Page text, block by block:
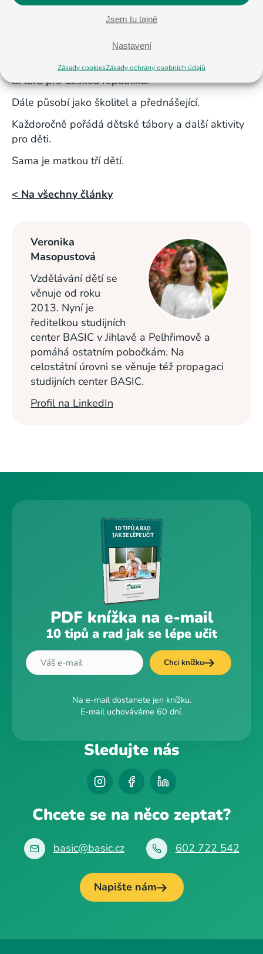
Jsem tu tajně
Nastavení
Zásady cookiesZásady ochrany osobních údajů
Zdeňka Ma
sopustová
v Pelhřimově a v roce 2007 Jihlavě.
Od roku 2012 je ředitelkou sítí Studijních center
BASIC pro Českou republiku.
Dále působí jako školitel a přednášející.
Každoročně pořádá dětské tábory a další aktivity
pro děti.
Sama je matkou tří dětí.
< Na všechny články
Veronika
Masopustová
Vzdělávání dětí se
věnuje od roku
2013. Nyní je
ředitelkou studijních
center BASIC v Jihlavě a Pelhřimově a
pomáhá ostatním pobočkám. Na
celostátní úrovni se věnuje též propagaci
studijních center BASIC.
Profil na LinkedIn
PDF knížka na e-mail
10 tipů a rad jak se lépe učit
Chci knížku
Na e-mail dostanete jen knížku.
E-mail uchováváme 60 dní.
Sledujte nás
Chcete se na něco zeptat?
basic@basic.cz 602 722 542
Napište nám